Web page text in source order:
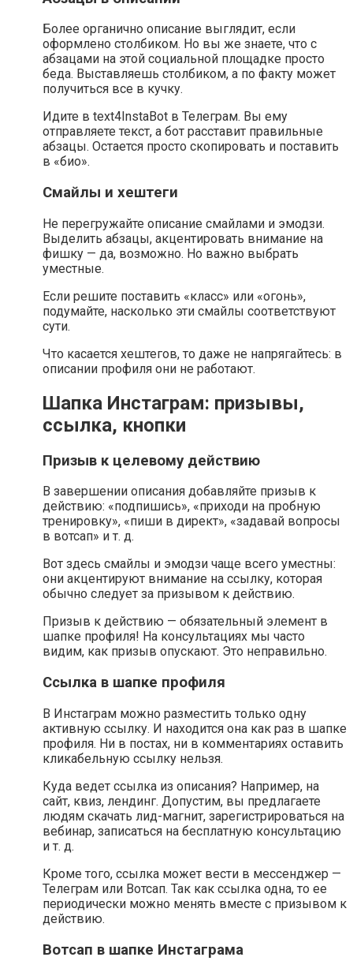
Более органично описание выглядит, если
оформлено столбиком. Но вы же знаете, что с
абзацами на этой социальной площадке просто
беда. Выставляешь столбиком, а по факту может
получиться все в кучку.
Идите в text4InstaBot в Телеграм. Вы ему
отправляете текст, а бот расставит правильные
абзацы. Остается просто скопировать и поставить
в «био».
Смайлы и хештеги
Не перегружайте описание смайлами и эмодзи.
Выделить абзацы, акцентировать внимание на
фишку — да, возможно. Но важно выбрать
уместные.
Если решите поставить «класс» или «огонь»,
подумайте, насколько эти смайлы соответствуют
сути.
Что касается хештегов, то даже не напрягайтесь: в
описании профиля они не работают.
Шапка Инстаграм: призывы,
ссылка, кнопки
Призыв к целевому действию
В завершении описания добавляйте призыв к
действию: «подпишись», «приходи на пробную
тренировку», «пиши в директ», «задавай вопросы
в вотсап» и т. д.
Вот здесь смайлы и эмодзи чаще всего уместны:
они акцентируют внимание на ссылку, которая
обычно следует за призывом к действию.
Призыв к действию — обязательный элемент в
шапке профиля! На консультациях мы часто
видим, как призыв опускают. Это неправильно.
Ссылка в шапке профиля
В Инстаграм можно разместить только одну
активную ссылку. И находится она как раз в шапке
профиля. Ни в постах, ни в комментариях оставить
кликабельную ссылку нельзя.
Куда ведет ссылка из описания? Например, на
сайт, квиз, лендинг. Допустим, вы предлагаете
людям скачать лид-магнит, зарегистрироваться на
вебинар, записаться на бесплатную консультацию
и т. д.
Кроме того, ссылка может вести в мессенджер —
Телеграм или Вотсап. Так как ссылка одна, то ее
периодически можно менять вместе с призывом к
действию.
Вотсап в шапке Инстаграма